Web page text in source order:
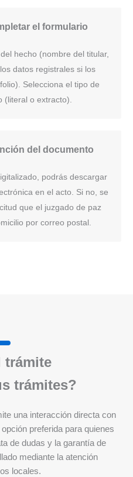
el formulario
hecho (nombre del titular,
datos registrales si los
Selecciona el tipo de
(literal o extracto).
del documento
podrás descargar
en el acto. Si no, se
que el juzgado de paz
por correo postal.
trámite
trámites?
una interacción directa con
preferida para quienes
de dudas y la garantía de
mediante la atención
locales.